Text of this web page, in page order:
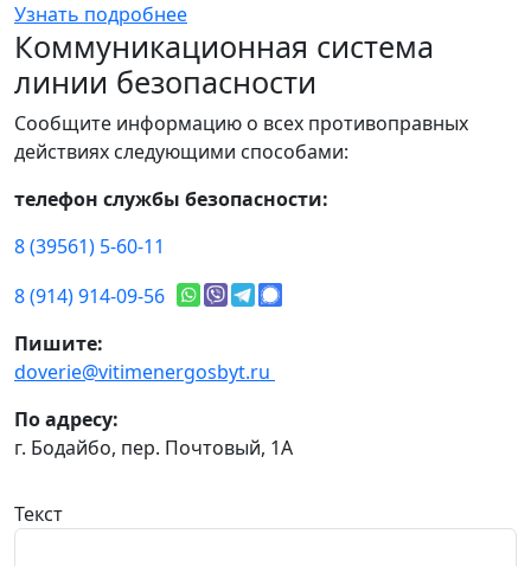
Узнать подробнее
Коммуникационная система
линии безопасности
Сообщите информацию о всех противоправных
действиях следующими способами:
телефон службы безопасности:
8 (39561) 5-60-11
8 (914) 914-09-56
Пишите:
doverie@vitimenergosbyt.ru
По адресу:
г. Бодайбо, пер. Почтовый, 1А
Текст